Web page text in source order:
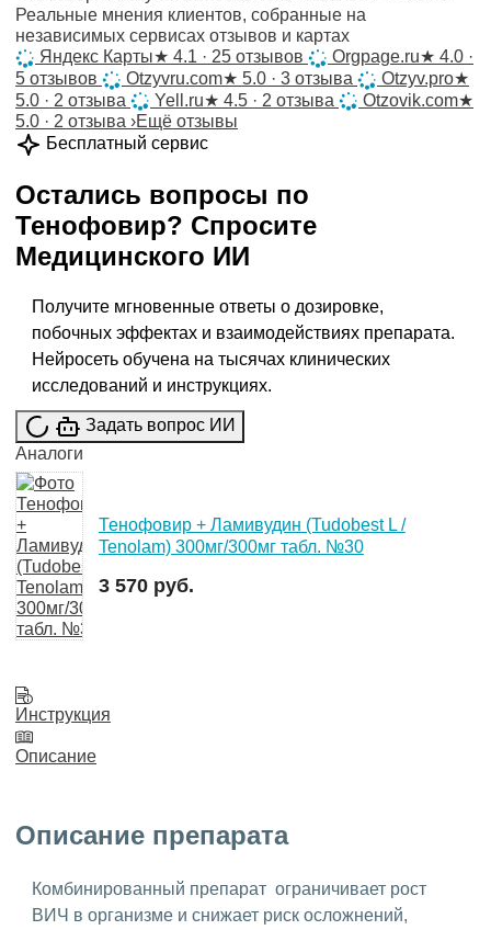
Реальные мнения клиентов, собранные на
независимых сервисах отзывов и картах
Яндекс Карты★ 4.1 · 25 отзывов Orgpage.ru★ 4.0 ·
5 отзывов
Otzyvru.com★ 5.0 · 3 отзыва Otzyv.pro★
5.0 · 2 отзыва
Yell.ru★ 4.5 · 2 отзыва Otzovik.com★
5.0 · 2 отзыва ›Ещё отзывы
Бесплатный сервис
Остались вопросы по
Тенофовир? Спросите
Медицинского ИИ
Получите мгновенные ответы о дозировке,
побочных эффектах и взаимодействиях препарата.
Нейросеть обучена на тысячах клинических
исследований и инструкциях.
Задать вопрос ИИ
Аналоги
Тенофовир + Ламивудин (Tudobest L /
Tenolam) 300мг/300мг табл. №30
3 570 руб.
Инструкция
Описание
Описание препарата
Комбинированный препарат ограничивает рост
ВИЧ в организме и снижает риск осложнений,